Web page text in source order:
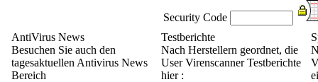
Security Code
AntiVirus News
Besuchen Sie auch den
tagesaktuellen Antivirus News
Bereich
Testberichte
Nach Herstellern geordnet, die
User Virenscanner Testberichte
hier :